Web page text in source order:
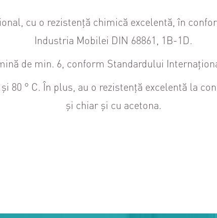
cu o rezistență chimică excelentă, în
Industria Mobilei DIN 68861, 1B-1D.
de min. 6, conform Standardului
80 ° C. În plus, au o rezistență excelentă la
și chiar și cu acetona.